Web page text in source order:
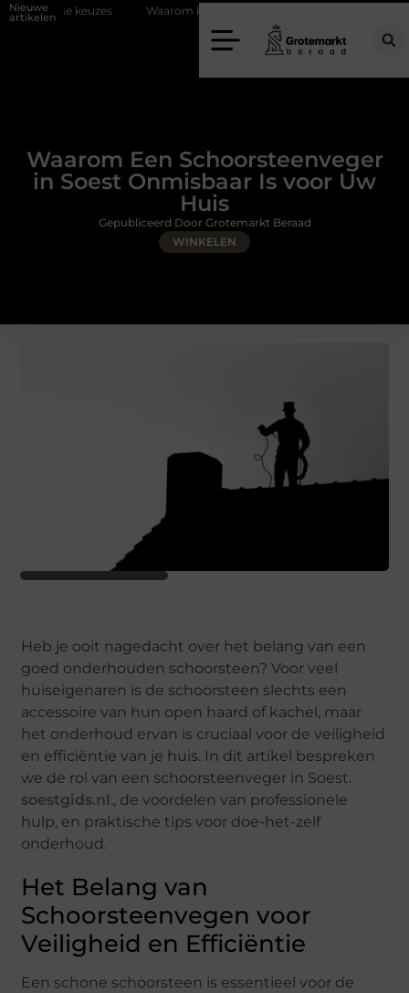
Nieuwe
artikelenWaarom kiezen voor een rijschool in Utrecht?
Waarom Een Schoorsteenveger
in Soest Onmisbaar Is voor Uw
Huis
WINKELEN
Gepubliceerd Door Grotemarkt Beraad
Heb je ooit nagedacht over het belang van een
goed onderhouden schoorsteen? Voor veel
huiseigenaren is de schoorsteen slechts een
accessoire van hun open haard of kachel, maar
het onderhoud ervan is cruciaal voor de veiligheid
en efficiëntie van je huis. In dit artikel bespreken
we de rol van een schoorsteenveger in Soest.
soestgids.nl ., de voordelen van professionele
hulp, en praktische tips voor doe-het-zelf
onderhoud.
Het Belang van
Schoorsteenvegen voor
Veiligheid en Efficiëntie
Een schone schoorsteen is essentieel voor de